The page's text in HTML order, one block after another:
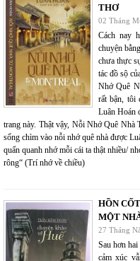
THƠ
02 Tháng
Cách nay
chuyện
chưa thực
tác đồ sộ
Nhớ Quê
rất bận, tôi
Luân Hoán
trang này. Thật vậy, Nỗi Nhớ Quê
sống chìm vào nỗi nhớ quê nhà được
quẩn quanh nhớ mỗi cái ta thật nhiều/
rông“ (Trí nhớ về chiều)
HỒN
MỘT
27 Tháng
Sau hơn
cảm xúc